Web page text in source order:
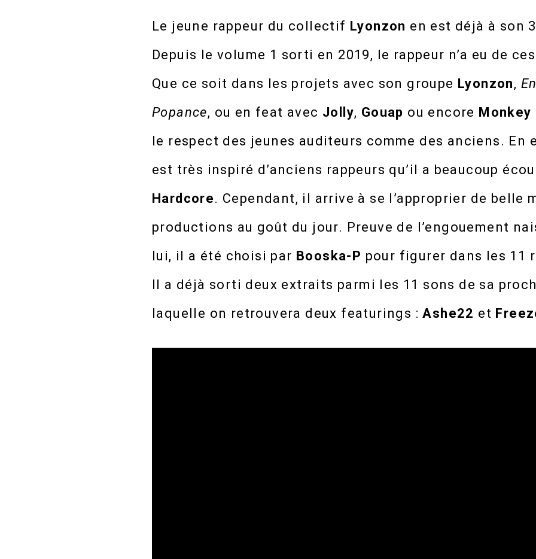
Le jeune rappeur du collectif Lyonzon en est déjà à son 3
Depuis le volume 1 sorti en 2019, le rappeur n’a eu de
Que ce soit dans les projets avec son groupe Lyonzon,
Popance, ou en feat avec Jolly, Gouap ou encore Monkey
le respect des jeunes auditeurs comme des anciens.
est très inspiré d’anciens rappeurs qu’il a beaucoup
Hardcore. Cependant, il arrive à se l’approprier de belle
productions au goût du jour. Preuve de l’engouement
lui, il a été choisi par Booska-P pour figurer dans les 11
Il a déjà sorti deux extraits parmi les 11 sons de sa
laquelle on retrouvera deux featurings :Ashe22 et